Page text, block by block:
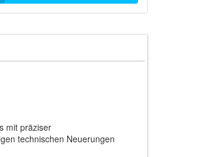
mit präziser
technischen Neuerungen